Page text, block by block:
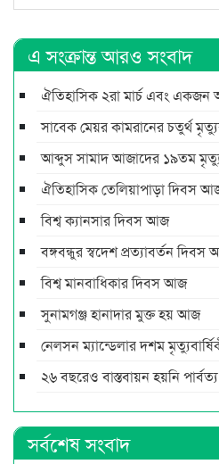
এ সংক্রান্ত আরও সংবাদ
ঐতিহাসিক ২রা মার্চ এবং
সাবেক মেয়র কামরানের চতুর্থ
আব্দুস সামাদ আজাদের ১৯তম
ঐতিহাসিক তেলিয়াপাড়া দিবস
বিশ্ব ক্যানসার দিবস আজ
বঙ্গবন্ধুর স্বদেশ প্রত্যাবর্তন
বিশ্ব মানবাধিকার দিবস আজ
সুনামগঞ্জ হানাদার মুক্ত হয় আজ
নেলসন ম্যান্ডেলার দশম
২৬ বছরেও বাস্তবায়ন হয়নি
সর্বশেষ সংবাদ